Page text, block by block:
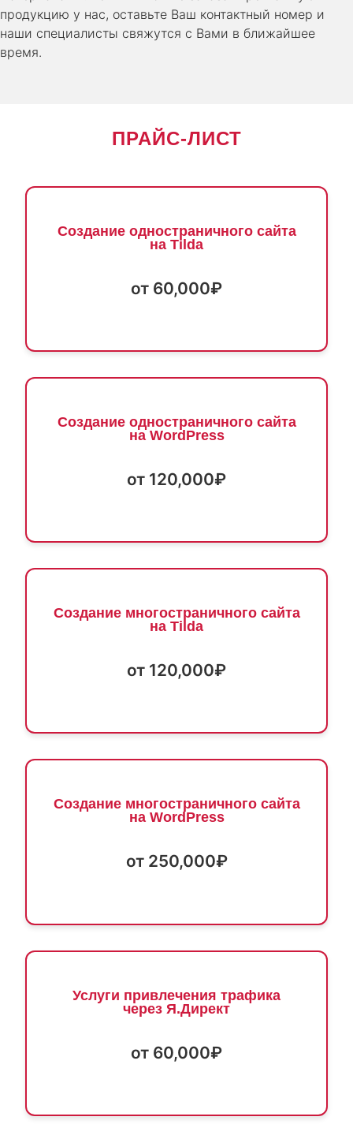
продукцию у нас, оставьте Ваш контактный номер и
наши специалисты свяжутся с Вами в ближайшее
время.
ПРАЙС-ЛИСТ
Создание одностраничного сайта
на Tilda
от 60,000₽
Создание одностраничного сайта
на WordPress
от 120,000₽
Создание многостраничного сайта
на Tilda
от 120,000₽
Создание многостраничного сайта
на WordPress
от 250,000₽
Услуги привлечения трафика
через Я.Директ
от 60,000₽